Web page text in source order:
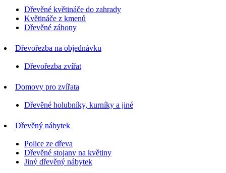
Dřevěné květináče do zahrady
Květináče z kmenů
Dřevěné záhony
Dřevořezba na objednávku
Dřevořezba zvířat
Domovy pro zvířata
Dřevěné holubníky, kurníky a jiné
Dřevěný nábytek
Police ze dřeva
Dřevěné stojany na květiny
Jiný dřevěný nábytek